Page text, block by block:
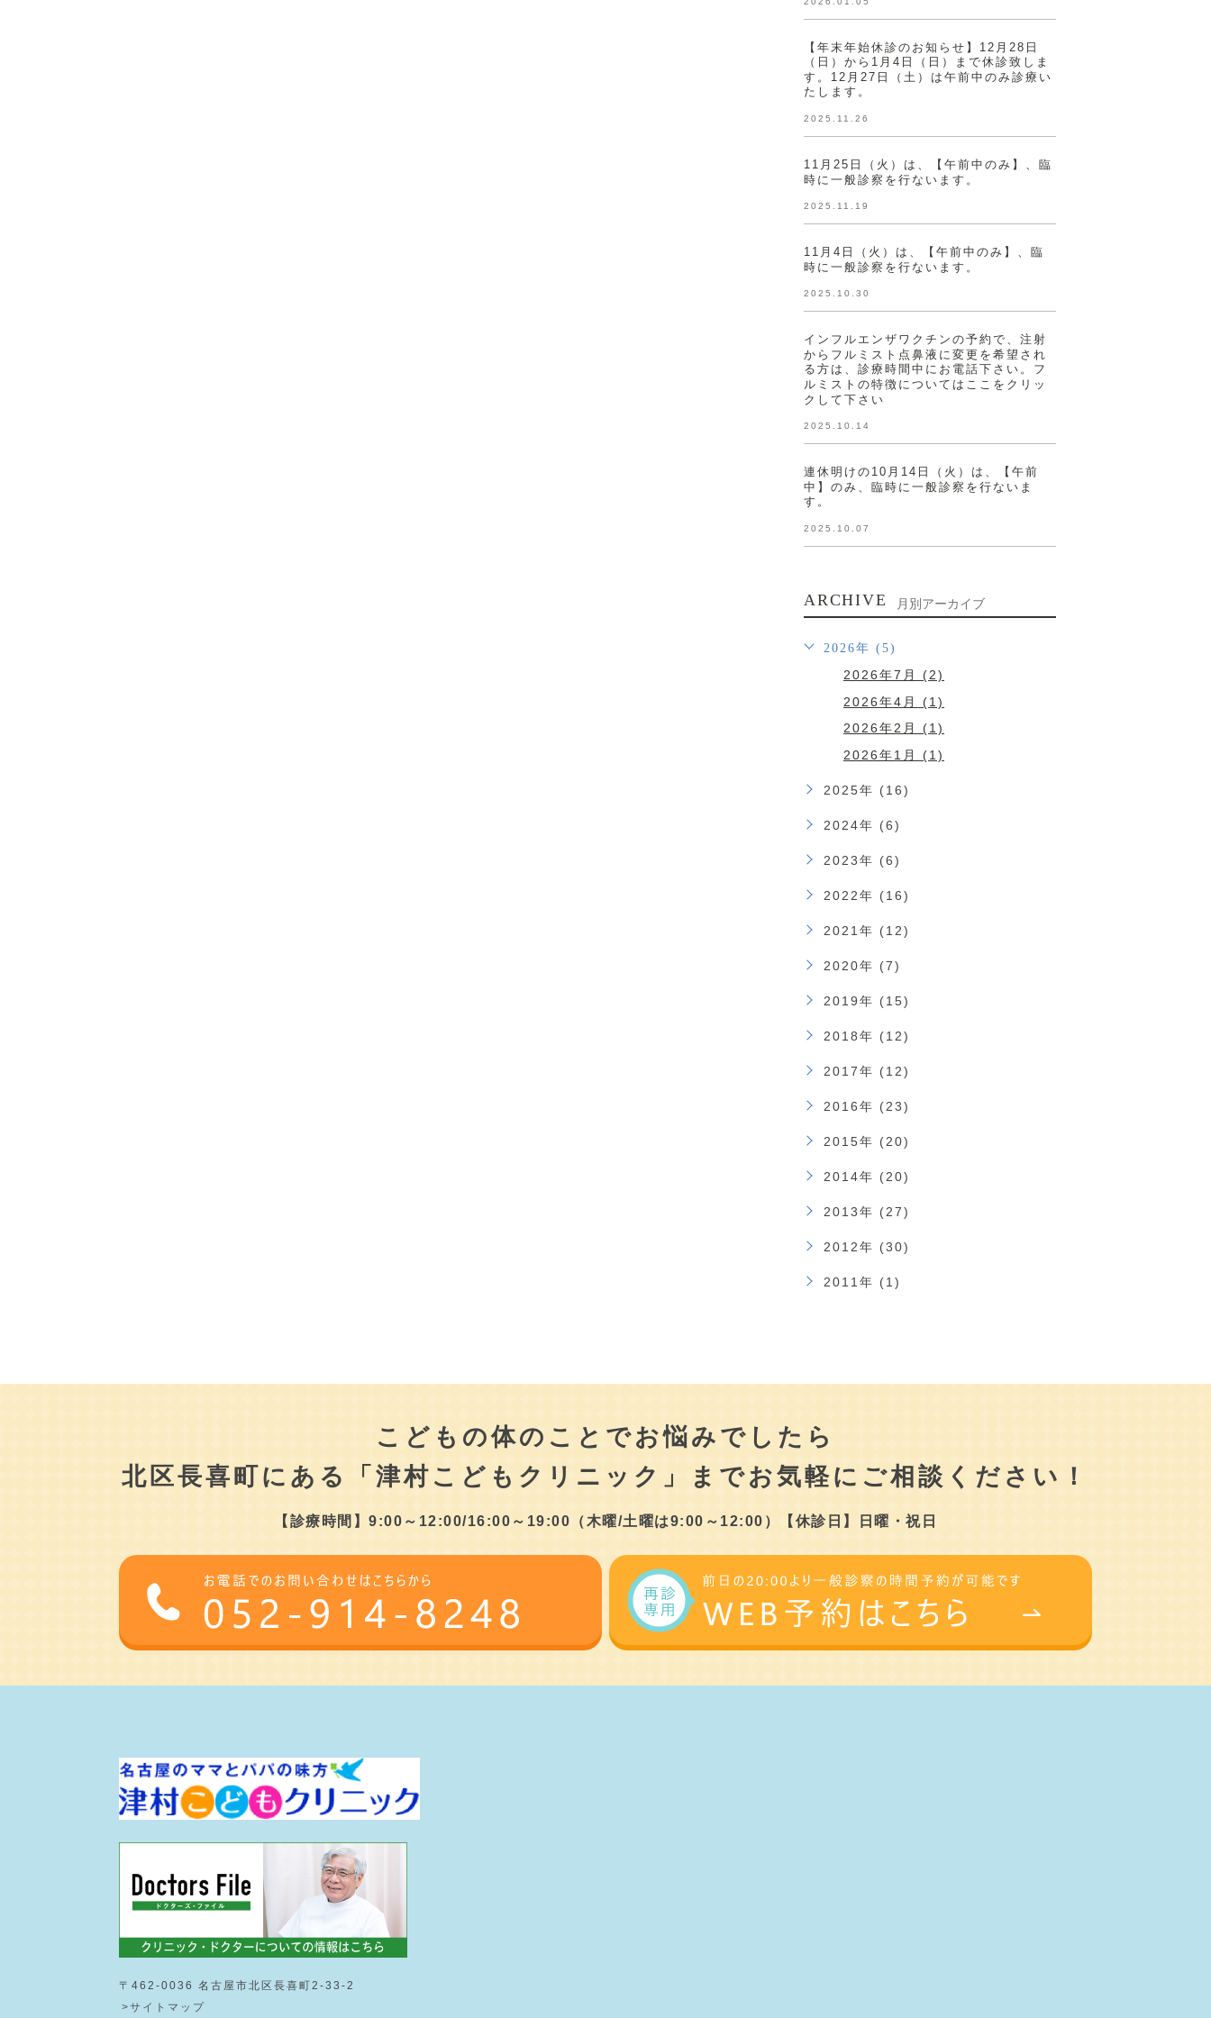
【年末年始休診のお知らせ】12月28日
（日）から1月4日（日）まで休診致しま
す。12月27日（土）は午前中のみ診療い
たします。
2025.11.26
11月25日（火）は、【午前中のみ】、臨
時に一般診察を行ないます。
2025.11.19
11月4日（火）は、【午前中のみ】、臨
時に一般診察を行ないます。
2025.10.30
インフルエンザワクチンの予約で、注射
からフルミスト点鼻液に変更を希望され
る方は、診療時間中にお電話下さい。フ
ルミストの特徴についてはここをクリッ
クして下さい
2025.10.14
連休明けの10月14日（火）は、【午前
中】のみ、臨時に一般診察を行ないま
す。
2025.10.07
ARCHIVE 月別アーカイブ
2026年 (5)
2026年7月 (2)
2026年4月 (1)
2026年2月 (1)
2026年1月 (1)
2025年 (16)
2024年 (6)
2023年 (6)
2022年 (16)
2021年 (12)
2020年 (7)
2019年 (15)
2018年 (12)
2017年 (12)
2016年 (23)
2015年 (20)
2014年 (20)
2013年 (27)
2012年 (30)
2011年 (1)
こどもの体のことでお悩みでしたら
北区長喜町にある
「津村こどもクリニック」までお気軽にご相談ください！
【診療時間】9:00～12:00/16:00～19:00 （木曜/土曜は9:00～12:00） 【休診日】日曜・祝日
〒462-0036 名古屋市北区長喜町2-33-2
>サイトマップ